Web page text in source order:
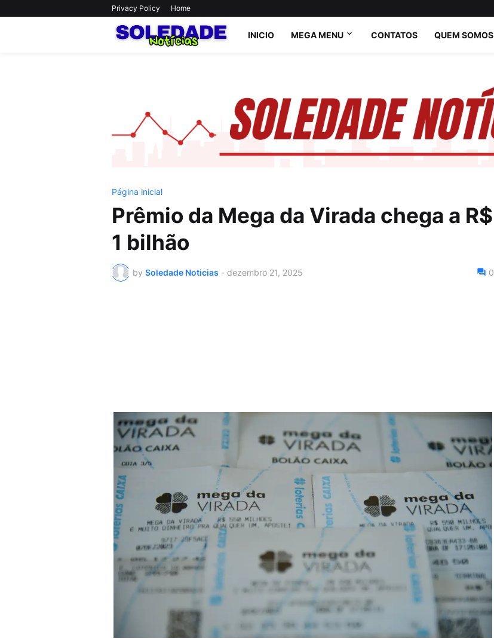
Privacy Policy Home
INICIO MEGA MENU CONTATOS QUEM SOMOS
Página inicial
Prêmio da Mega da Virada chega a R$
1 bilhão
by Soledade Noticias - dezembro 21, 2025 0